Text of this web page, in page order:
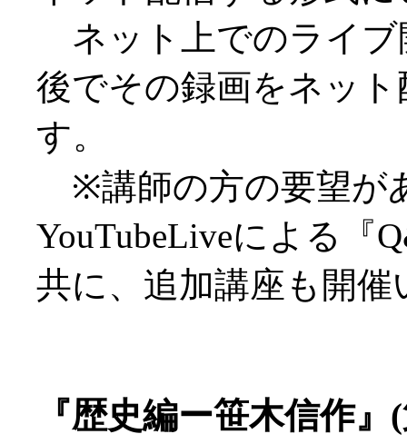
ネット上でのライブ
後でその録画をネッ
す。
※講師の方の要望が
YouTubeLiveによる『
共に、追加講座も開催
『歴史編ー笹木信作』